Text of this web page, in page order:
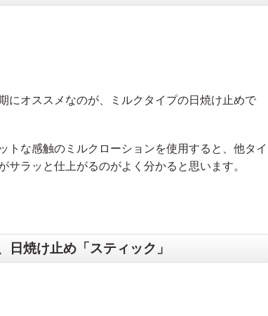
にオススメなのが、ミルクタイプの日焼け止めで
トな感触のミルクローションを使用すると、他タイ
サラッと仕上がるのがよく分かると思います。
日焼け止め「スティック」